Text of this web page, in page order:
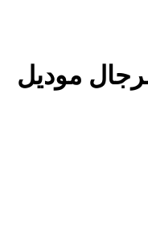
موديل